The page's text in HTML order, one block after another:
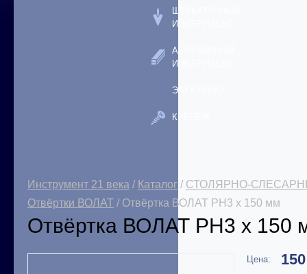
ШТУКАТУРНЫЙ
ИНСТРУМЕНТ
АБРАЗИВНЫЙ
ИНСТРУМЕНТ
ЭЛЕКТРИКА
КРЕПЕЖ
Инструмент 21 века / Каталог / СТОЛЯРНО-
Отвёртки ВОЛАТ / Отвёртка ВОЛАТ PH3 x 150 мм
Отвёртка ВОЛАТ PH3 x 150
Цена: